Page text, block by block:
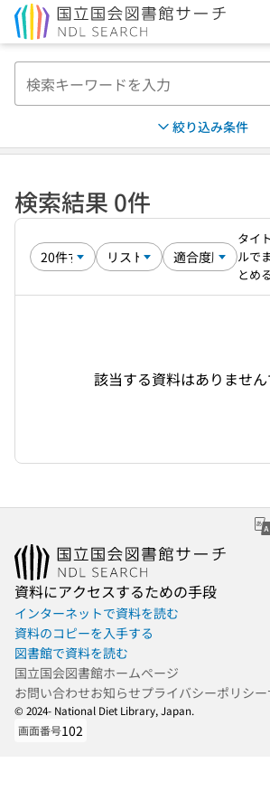
絞り込み条件
検索結果 0件
タイト
ルでま
とめる
該当する資料はありませ
資料にアクセスするための手段
インターネットで資料を読む
資料のコピーを入手する
図書館で資料を読む
国立国会図書館ホームページ
お問い合わせお知らせプライバシーポリシー
© 2024- National Diet Library, Japan.
画面番号102